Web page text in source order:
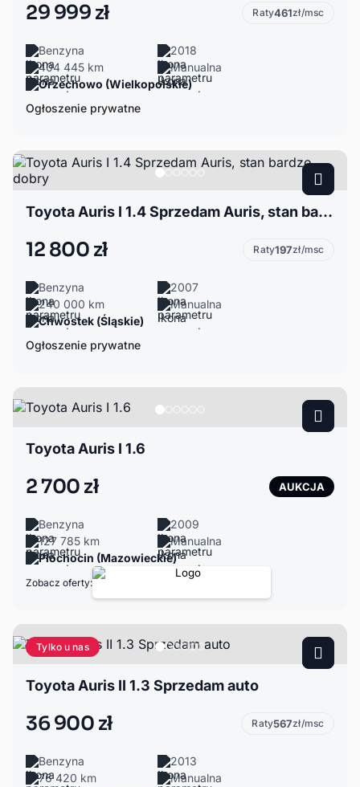
29 999 zł Raty461zł/msc
Benzyna
2018
404 445 km
Manualna
Orzechowo (Wielkopolskie)
Ogłoszenie prywatne
Toyota Auris I 1.4 Sprzedam Auris, stan bardzo dobry
12 800 zł Raty197zł/msc
Benzyna
2007
240 000 km
Manualna
Chwostek (Śląskie)
Ogłoszenie prywatne
Toyota Auris I 1.6
2 700 zł AUKCJA
Benzyna
2009
127 785 km
Manualna
Płochocin (Mazowieckie)
Zobacz oferty:
Tylko u nas
Toyota Auris II 1.3 Sprzedam auto
36 900 zł Raty567zł/msc
Benzyna
2013
76 420 km
Manualna